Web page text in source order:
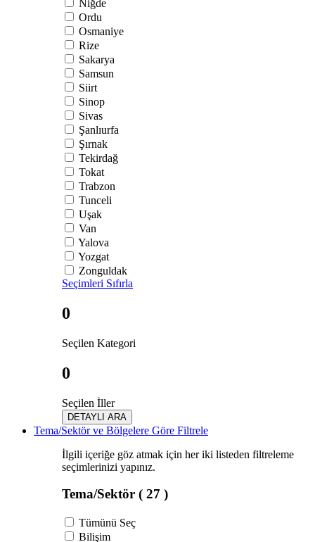
Niğde
Ordu
Osmaniye
Rize
Sakarya
Samsun
Siirt
Sinop
Sivas
Şanlıurfa
Şırnak
Tekirdağ
Tokat
Trabzon
Tunceli
Uşak
Van
Yalova
Yozgat
Zonguldak
Seçimleri Sıfırla
0
Seçilen Kategori
0
Seçilen İller
DETAYLI ARA
Tema/Sektör ve Bölgelere Göre Filtrele
İlgili içeriğe göz atmak için her iki listeden filtreleme
seçimlerinizi yapınız.
Tema/Sektör ( 27 )
Tümünü Seç
Bilişim